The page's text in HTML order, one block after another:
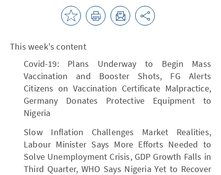
This week's content
Covid-19: Plans Underway to Begin Mass
Vaccination and Booster Shots, FG Alerts
Citizens on Vaccination Certificate Malpractice,
Germany Donates Protective Equipment to
Nigeria
Slow Inflation Challenges Market Realities,
Labour Minister Says More Efforts Needed to
Solve Unemployment Crisis, GDP Growth Falls in
Third Quarter, WHO Says Nigeria Yet to Recover